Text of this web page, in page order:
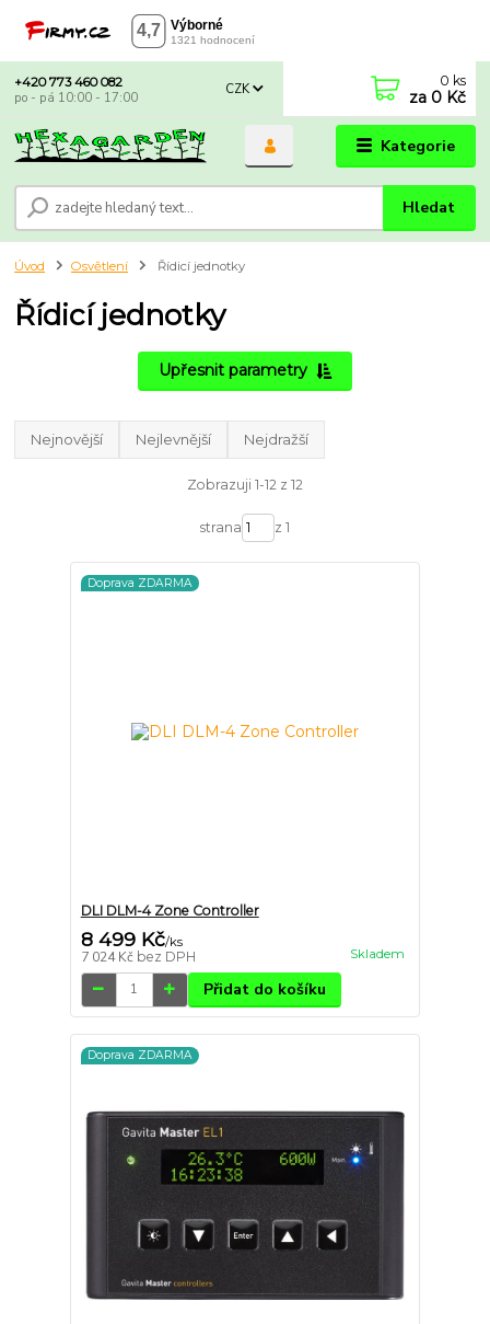
Kategorie
CZK
Hledat
+420 773 460 082
po - pá 10:00 - 17:00
0 ks
za 0 Kč
Úvod Osvětlení Řídicí jednotky
Řídicí jednotky
Upřesnit parametry
Nejnovější Nejlevnější Nejdražší
Zobrazuji 1-12 z 12
strana z 1
Doprava ZDARMA
DLI DLM-4 Zone Controller
8 499 Kč/ks
7 024 Kč bez DPH Skladem
Přidat do košíku
Doprava ZDARMA